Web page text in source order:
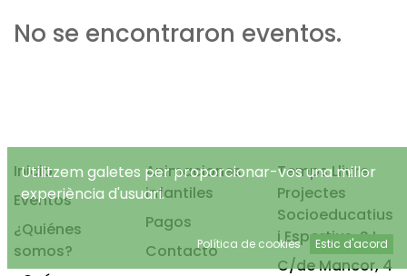
No se encontraron eventos.
Inicio
Eventos
¿Quiénes
somos?
Animaciones
infantiles
Pagos
Contacto
Temps Lliure
Projectes
Socioeducatius
i Esportius, S.L.
C/de Mancor, 4
Utilitzem galetes per proporcionar-vos una millor
experiència d'usuari.
Política de cookies Estic d'acord